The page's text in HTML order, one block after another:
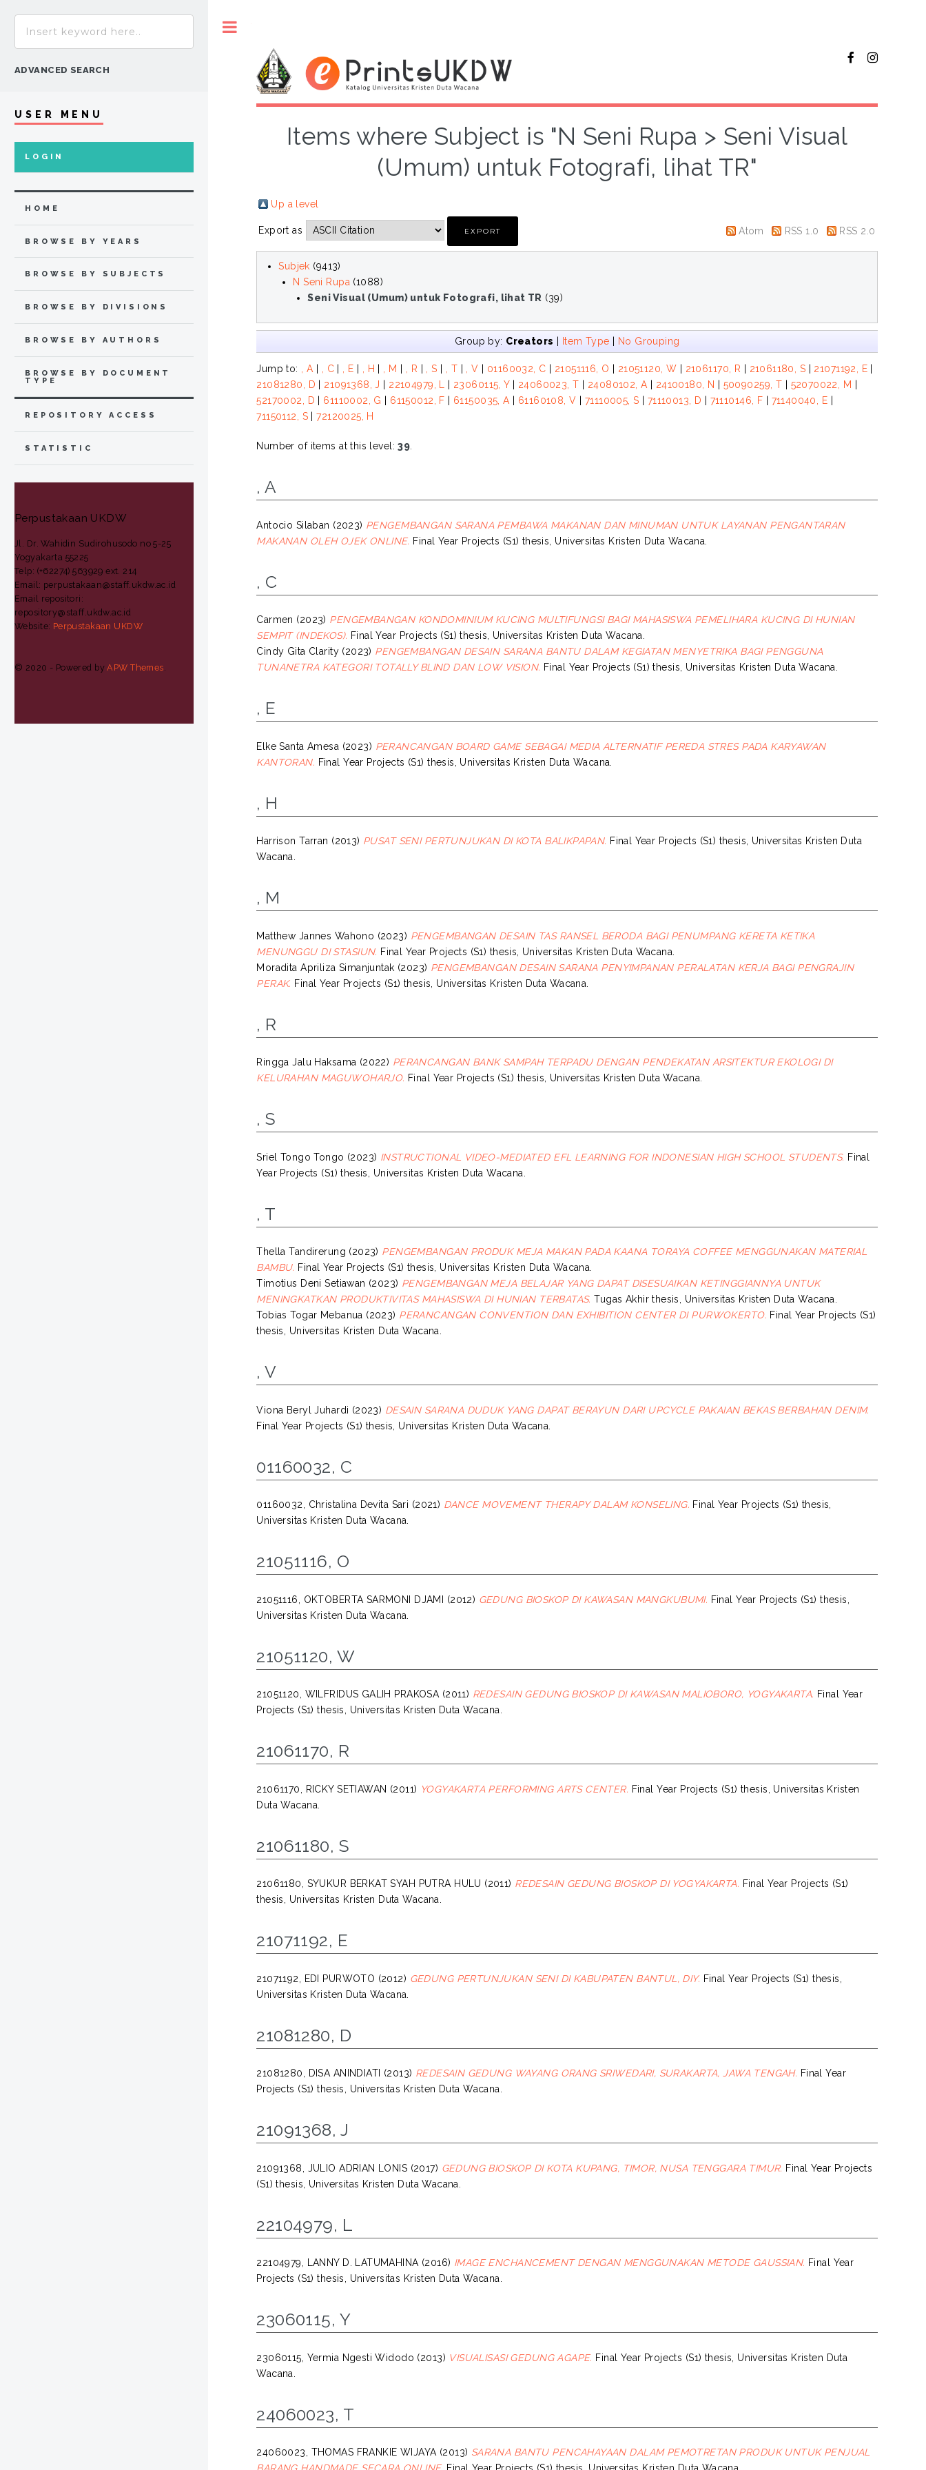
Items where Subject is "N Seni Rupa > Seni Visual
(Umum) untuk Fotografi, lihat TR"
Up a level
Export as Atom RSS 1.0 RSS 2.0
Subjek (9413)
N Seni Rupa (1088)
Seni Visual (Umum) untuk Fotografi, lihat TR (39)
Group by: Creators Item Type No Grouping
Jump to: , A , C| , E , H , M , R , S , T , V 01160032, C 21051116, O 21051120, W 21061170, R 21061180, S 21071192, E
21081280, D
21091368, J 22104979, L 23060115, Y| 24060023, T 24080102, A 24100180, N 50090259, T 52070022, M
52170002, D
61110002, G 61150012, F 61150035, A 61160108, V 71110005, S 71110013, D 71110146, F 71140040, E
71150112, S |72120025, H
Number of items at this level:39.
, A
Antocio Silaban (2023) PENGEMBANGAN SARANA PEMBAWA MAKANAN DAN MINUMAN UNTUK LAYANAN PENGANTARAN
MAKANAN OLEH OJEK ONLINE. Final Year Projects (S1) thesis, Universitas Kristen Duta Wacana.
, C
Carmen (2023) PENGEMBANGAN KONDOMINIUM KUCING MULTIFUNGSI BAGI MAHASISWA PEMELIHARA KUCING DI HUNIAN
SEMPIT (INDEKOS). Final Year Projects (S1) thesis, Universitas Kristen Duta Wacana.
Cindy Gita Clarity(2023) PENGEMBANGAN DESAIN SARANA BANTU DALAM KEGIATAN MENYETRIKA BAGI PENGGUNA
TUNANETRA KATEGORI TOTALLY BLIND DAN LOW VISION. Final Year Projects (S1) thesis, Universitas Kristen Duta Wacana.
, E
Elke Santa Amesa (2023) PERANCANGAN BOARD GAME SEBAGAI MEDIA ALTERNATIF PEREDA STRES PADA KARYAWAN
KANTORAN. Final Year Projects (S1) thesis, Universitas Kristen Duta Wacana.
, H
Harrison Tarran (2013) PUSAT SENI PERTUNJUKAN DI KOTA BALIKPAPAN. Final Year Projects (S1) thesis, Universitas Kristen Duta
Wacana.
, M
Matthew Jannes Wahono (2023) PENGEMBANGAN DESAIN TAS RANSEL BERODA BAGI PENUMPANG KERETA KETIKA
MENUNGGU DI STASIUN. Final Year Projects (S1) thesis, Universitas Kristen Duta Wacana.
Moradita Apriliza Simanjuntak (2023) PENGEMBANGAN DESAIN SARANA PENYIMPANAN PERALATAN KERJA BAGI PENGRAJIN
PERAK. Final Year Projects (S1) thesis, Universitas Kristen Duta Wacana.
, R
Ringga Jalu Haksama (2022) PERANCANGAN BANK SAMPAH TERPADU DENGAN PENDEKATAN ARSITEKTUR EKOLOGI DI
KELURAHAN MAGUWOHARJO. Final Year Projects (S1) thesis, Universitas Kristen Duta Wacana.
, S
Sriel Tongo Tongo (2023) INSTRUCTIONAL VIDEO-MEDIATED EFL LEARNING FOR INDONESIAN HIGH SCHOOL STUDENTS. Final
Year Projects (S1) thesis, Universitas Kristen Duta Wacana.
, T
Thella Tandirerung (2023) PENGEMBANGAN PRODUK MEJA MAKAN PADA KAANA TORAYA COFFEE MENGGUNAKAN MATERIAL
BAMBU. Final Year Projects (S1) thesis, Universitas Kristen Duta Wacana.
Timotius Deni Setiawan (2023) PENGEMBANGAN MEJA BELAJAR YANG DAPAT DISESUAIKAN KETINGGIANNYA UNTUK
MENINGKATKAN PRODUKTIVITAS MAHASISWA DI HUNIAN TERBATAS. Tugas Akhir thesis, Universitas Kristen Duta Wacana.
Tobias Togar Mebanua (2023) PERANCANGAN CONVENTION DAN EXHIBITION CENTER DI PURWOKERTO. Final Year Projects (S1)
thesis, Universitas Kristen Duta Wacana.
, V
Viona Beryl Juhardi (2023) DESAIN SARANA DUDUK YANG DAPAT BERAYUN DARI UPCYCLE PAKAIAN BEKAS BERBAHAN DENIM.
Final Year Projects (S1) thesis, Universitas Kristen Duta Wacana.
01160032, C
01160032, Christalina Devita Sari (2021) DANCE MOVEMENT THERAPY DALAM KONSELING. Final Year Projects (S1) thesis,
Universitas Kristen Duta Wacana.
21051116, O
21051116, OKTOBERTA SARMONI DJAMI (2012) GEDUNG BIOSKOP DI KAWASAN MANGKUBUMI. Final Year Projects (S1) thesis,
Universitas Kristen Duta Wacana.
21051120, W
21051120, WILFRIDUS GALIH PRAKOSA(2011) REDESAIN GEDUNG BIOSKOP DI KAWASAN MALIOBORO, YOGYAKARTA. Final Year
Projects (S1) thesis, Universitas Kristen Duta Wacana.
21061170, R
21061170, RICKY SETIAWAN (2011) YOGYAKARTA PERFORMING ARTS CENTER. Final Year Projects (S1) thesis, Universitas Kristen
Duta Wacana.
21061180, S
21061180, SYUKUR BERKAT SYAH PUTRA HULU (2011) REDESAIN GEDUNG BIOSKOP DI YOGYAKARTA. Final Year Projects (S1)
thesis, Universitas Kristen Duta Wacana.
21071192, E
21071192, EDI PURWOTO (2012) GEDUNG PERTUNJUKAN SENI DI KABUPATEN BANTUL, DIY. Final Year Projects (S1) thesis,
Universitas Kristen Duta Wacana.
21081280, D
21081280, DISA ANINDIATI (2013) REDESAIN GEDUNG WAYANG ORANG SRIWEDARI, SURAKARTA, JAWA TENGAH. Final Year
Projects (S1) thesis, Universitas Kristen Duta Wacana.
21091368, J
21091368, JULIO ADRIAN LONIS (2017) GEDUNG BIOSKOP DI KOTA KUPANG, TIMOR, NUSA TENGGARA TIMUR. Final Year Projects
(S1) thesis, Universitas Kristen Duta Wacana.
22104979, L
22104979, LANNY D. LATUMAHINA(2016) IMAGE ENCHANCEMENT DENGAN MENGGUNAKAN METODE GAUSSIAN. Final Year
Projects (S1) thesis, Universitas Kristen Duta Wacana.
23060115, Y
23060115, Yermia Ngesti Widodo (2013) VISUALISASI GEDUNG AGAPE. Final Year Projects (S1) thesis, Universitas Kristen Duta
Wacana.
24060023, T
24060023, THOMAS FRANKIE WIJAYA(2013) SARANA BANTU PENCAHAYAAN DALAM PEMOTRETAN PRODUK UNTUK PENJUAL
ADVANCED SEARCH
USER MENU
LOGIN
HOME
BROWSE BY YEARS
BROWSE BY SUBJECTS
BROWSE BY DIVISIONS
BROWSE BY AUTHORS
BROWSE BY DOCUMENT
TYPE
REPOSITORY ACCESS
STATISTIC
Perpustakaan UKDW
Jl. Dr. Wahidin Sudirohusodo no 5-25
Yogyakarta 55225
Telp: (+62274) 563929 ext. 214
Email: perpustakaan@staff.ukdw.ac.id
Email repositori:
repository@staff.ukdw.ac.id
Website: Perpustakaan UKDW
© 2020 - Powered byAPW Themes